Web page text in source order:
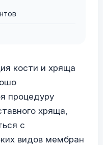
кости и хряща
процедуру
хряща,
с
видов мембран